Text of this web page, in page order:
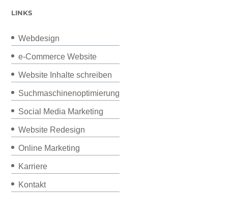
LINKS
Webdesign
e-Commerce Website
Website Inhalte schreiben
Suchmaschinenoptimierung
Social Media Marketing
Website Redesign
Online Marketing
Karriere
Kontakt